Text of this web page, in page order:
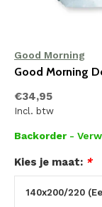
Good Morning
Good Morning
€34,95
Incl. btw
Backorder -
Kies je maat: *